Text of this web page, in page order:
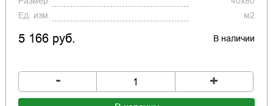
Ед. изм.
м2
5 166 руб. В наличии
- +